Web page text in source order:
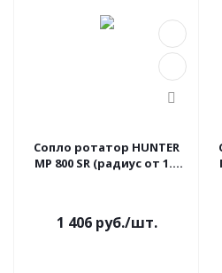
Сопло ротатор HUNTER
МР 800 SR (радиус от 1.8
1 406руб./шт.